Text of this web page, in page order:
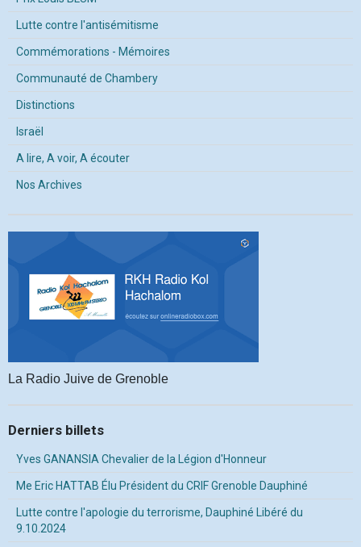
Lutte contre l'antisémitisme
Commémorations - Mémoires
Communauté de Chambery
Distinctions
Israël
A lire, A voir, A écouter
Nos Archives
La Radio Juive de Grenoble
Derniers billets
Yves GANANSIA Chevalier de la Légion d'Honneur
Me Eric HATTAB Élu Président du CRIF Grenoble Dauphiné
Lutte contre l'apologie du terrorisme, Dauphiné Libéré du
9.10.2024